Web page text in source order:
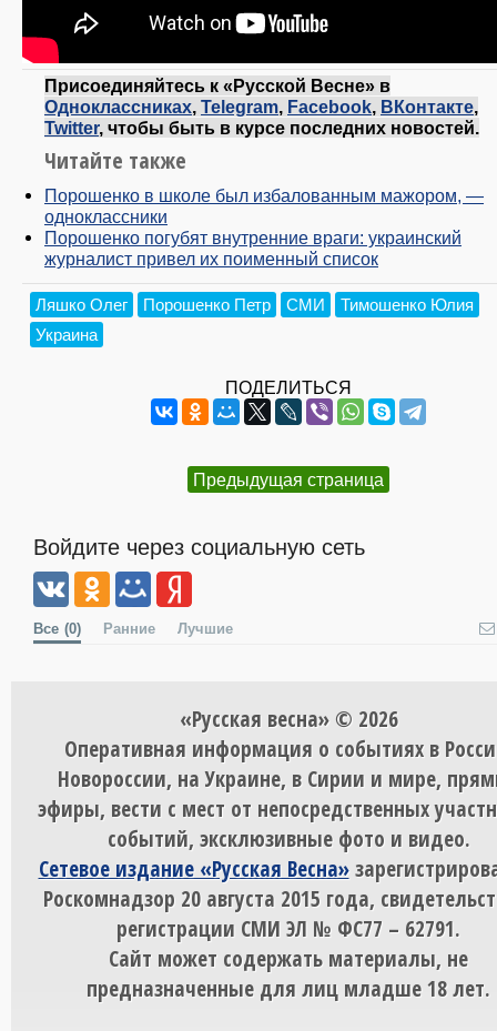
Присоединяйтесь к «Русской Весне» в
Одноклассниках, Telegram, Facebook, ВКонтакте,
Twitter, чтобы быть в курсе последних новостей.
Читайте также
Порошенко в школе был избалованным мажором, —
одноклассники
Порошенко погубят внутренние враги: украинский
журналист привел их поименный список
Ляшко Олег Порошенко Петр СМИ
Тимошенко Юлия
Украина
ПОДЕЛИТЬСЯ
Предыдущая страница
Войдите через социальную сеть
Все (0) Ранние Лучшие
«Русская весна» © 2026
Оперативная информация о событиях в
Новороссии, на Украине, в Сирии и мире,
эфиры, вести с мест от непосредственных
событий, эксклюзивные фото и видео.
Сетевое издание «Русская Весна»
Роскомнадзор 20 августа 2015 года,
регистрации СМИ ЭЛ № ФС77 – 62791.
Сайт может содержать материалы, не
предназначенные для лиц младше 18 лет.